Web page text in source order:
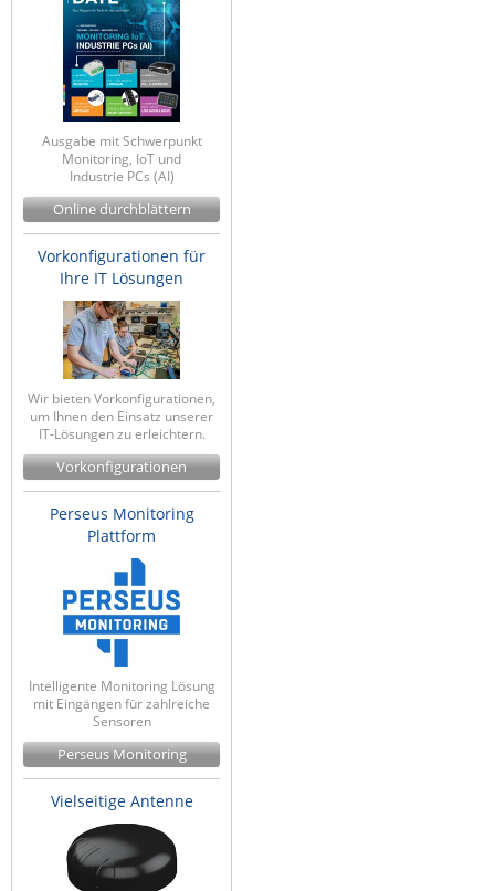
Ausgabe mit Schwerpunkt
Monitoring, IoT und
Industrie PCs (AI)
Online durchblättern
Vorkonfigurationen für
Ihre IT Lösungen
Wir bieten Vorkonfigurationen,
um Ihnen den Einsatz unserer
IT-Lösungen zu erleichtern.
Vorkonfigurationen
Perseus Monitoring
Plattform
Intelligente Monitoring Lösung
mit Eingängen für zahlreiche
Sensoren
Perseus Monitoring
Vielseitige Antenne